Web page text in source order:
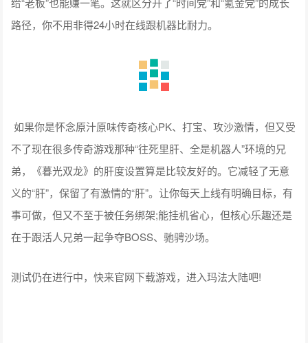
路径，你不用非得24小时在线跟机器比耐力。
如果你是怀念原汁原味传奇核心PK、打宝、攻沙激情，但又受
不了现在很多传奇游戏那种“往死里肝、全是机器人”环境的兄
弟，《暮光双龙》的肝度设置算是比较友好的。它减轻了无意
义的“肝”，保留了有激情的“肝”。让你每天上线有明确目标，有
事可做，但又不至于被任务绑架;能挂机省心，但核心乐趣还是
在于跟活人兄弟一起争夺BOSS、驰骋沙场。
测试仍在进行中，快来官网下载游戏，进入玛法大陆吧!